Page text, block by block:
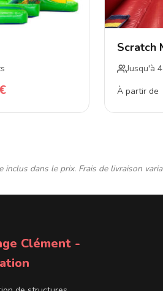
Scratch
Jusqu'à
À partir de
inclus dans le prix. Frais de livraison
Clément -